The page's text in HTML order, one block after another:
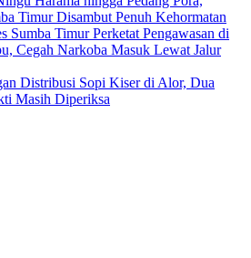
Timur Disambut Penuh Kehormatan
Sumba Timur Perketat Pengawasan di
Cegah Narkoba Masuk Lewat Jalur
Distribusi Sopi Kiser di Alor, Dua
Masih Diperiksa